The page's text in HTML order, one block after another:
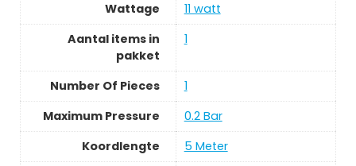
Wattage
‎11 watt
Aantal items in
pakket
‎1
Number Of Pieces
‎1
Maximum Pressure
‎0.2 Bar
Koordlengte
‎5 Meter